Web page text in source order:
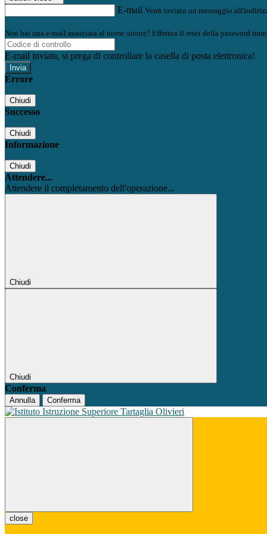
E-mail Verrà inviato un messaggio
Non hai una e-mail associata al nome utente? Effettua il reset della password
E-mail inviata, si prega di controllare la casella di posta elettronica!
Errore
Chiudi
Successo
Chiudi
Informazione
Chiudi
Attendere...
Attendere il completamento dell'operazione...
Chiudi
Chiudi
Conferma
Annulla Conferma
close